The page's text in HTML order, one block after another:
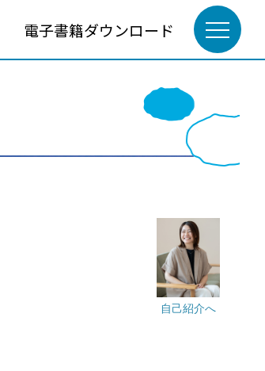
電子書籍ダウンロード
自己紹介へ